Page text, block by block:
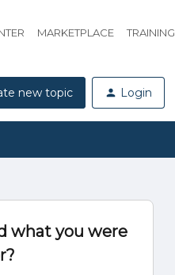
MARKETPLACE TRAINING
new topic Login
what you were